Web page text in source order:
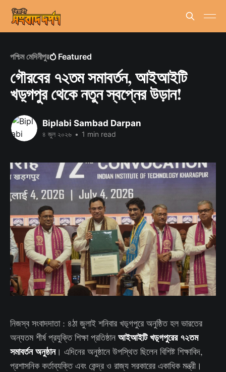
পশ্চিম মেদিনীপুর Featured
গৌরবের ৭২তম সমাবর্তন, আইআইটি
খড়্গপুর থেকে নতুন স্বপ্নের উড়ান!
Biplabi Sambad Darpan
৪ জুল ২০২৬ • 1 min read
নিজস্ব সংবাদদাতা : ৪ঠা জুলাই শনিবার খড়্গপুরে অনুষ্ঠিত হল ভারতের
অন্যতম শীর্ষ প্রযুক্তি শিক্ষা প্রতিষ্ঠান আইআইটি খড়্গপুরের ৭২তম
সমাবর্তন অনুষ্ঠান। এদিনের অনুষ্ঠানে উপস্থিত ছিলেন বিশিষ্ট শিক্ষাবিদ,
প্রশাসনিক কর্তাব্যক্তি এবং কেন্দ্র ও রাজ্য সরকারের একাধিক মন্ত্রী।